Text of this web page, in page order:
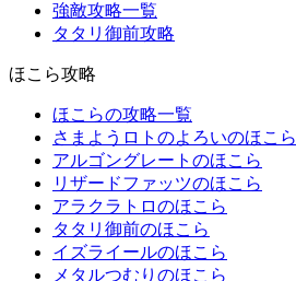
強敵攻略一覧
タタリ御前攻略
ほこら攻略
ほこらの攻略一覧
さまようロトのよろいのほこら
アルゴングレートのほこら
リザードファッツのほこら
アラクラトロのほこら
タタリ御前のほこら
イズライールのほこら
メタルつむりのほこら